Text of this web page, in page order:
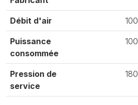
Débit d'air 100
Puissance
consommée
100
Pression de
service
180